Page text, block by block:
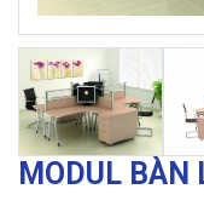
MODUL BÀN